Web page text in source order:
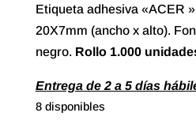
Etiqueta adhesiva «ACER
20X7mm (ancho x alto).
negro. Rollo 1.000
Entrega de 2 a 5 días
8 disponibles